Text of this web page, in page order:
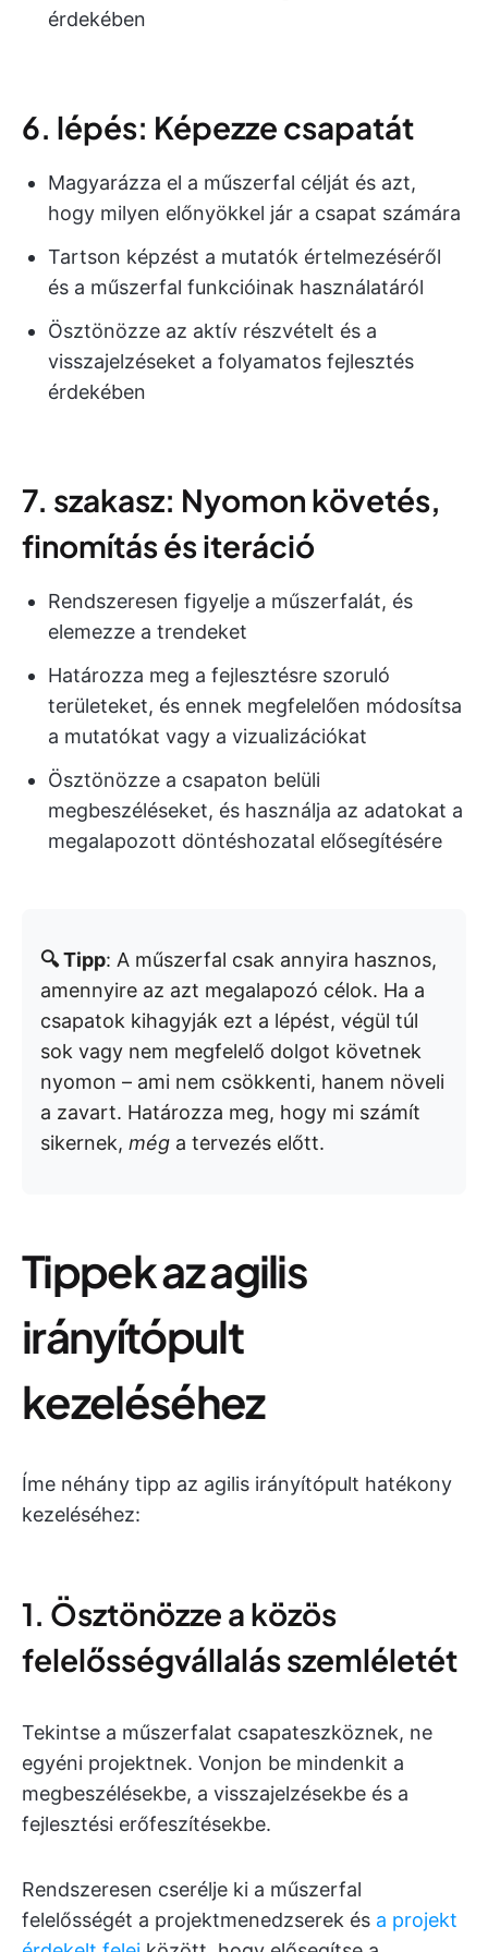
érdekében
6. lépés: Képezze csapatát
Magyarázza el a műszerfal célját és azt,
hogy milyen előnyökkel jár a csapat számára
Tartson képzést a mutatók értelmezéséről
és a műszerfal funkcióinak használatáról
Ösztönözze az aktív részvételt és a
visszajelzéseket a folyamatos fejlesztés
érdekében
7. szakasz: Nyomon követés,
finomítás és iteráció
Rendszeresen figyelje a műszerfalát, és
elemezze a trendeket
Határozza meg a fejlesztésre szoruló
területeket, és ennek megfelelően módosítsa
a mutatókat vagy a vizualizációkat
Ösztönözze a csapaton belüli
megbeszéléseket, és használja az adatokat a
megalapozott döntéshozatal elősegítésére
🔍 Tipp: A műszerfal csak annyira hasznos,
amennyire az azt megalapozó célok. Ha a
csapatok kihagyják ezt a lépést, végül túl
sok vagy nem megfelelő dolgot követnek
nyomon – ami nem csökkenti, hanem növeli
a zavart. Határozza meg, hogy mi számít
sikernek, még a tervezés előtt.
Tippek az agilis
irányítópult
kezeléséhez
Íme néhány tipp az agilis irányítópult hatékony
kezeléséhez:
1. Ösztönözze a közös
felelősségvállalás szemléletét
Tekintse a műszerfalat csapateszköznek, ne
egyéni projektnek. Vonjon be mindenkit a
megbeszélésekbe, a visszajelzésekbe és a
fejlesztési erőfeszítésekbe.
Rendszeresen cserélje ki a műszerfal
felelősségét a projektmenedzserek és a projekt